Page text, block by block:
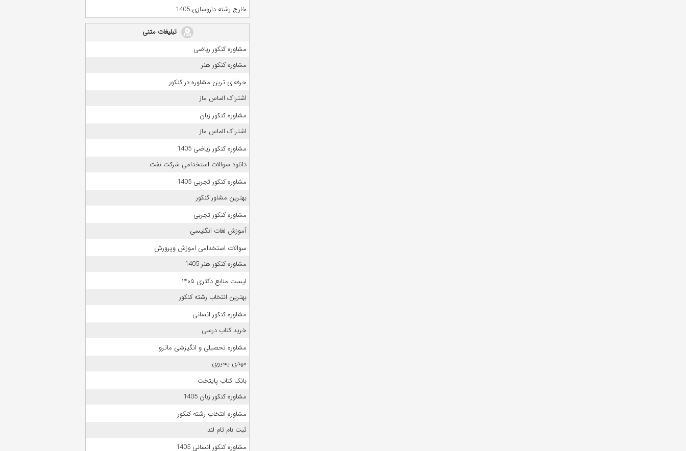
خارج رشته داروسازی 1405
تبلیغات متنی
مشاوره کنکور ریاضی
مشاوره کنکور هنر
حرفه‌ای ترین مشاوره در کنکور
اشتراک الماس ماز
مشاوره کنکور زبان
اشتراک الماس ماز
مشاوره کنکور ریاضی 1405
دانلود سوالات استخدامی شرکت نفت
مشاوره کنکور تجربی 1405
بهترین مشاور کنکور
مشاوره کنکور تجربی
آموزش لغات انگلیسی
سوالات استخدامی اموزش وپرورش
مشاوره کنکور هنر 1405
لیست منابع دکتری ۱۴۰۵
بهترین انتخاب رشته کنکور
مشاوره کنکور انسانی
خرید کتاب درسی
مشاوره تحصیلی و انگیزشی ماترو
مهدی یحیوی
بانک کتاب پایتخت
مشاوره کنکور زبان 1405
مشاوره انتخاب رشته کنکور
ثبت نام تام لند
مشاوره کنکور انسانی 1405